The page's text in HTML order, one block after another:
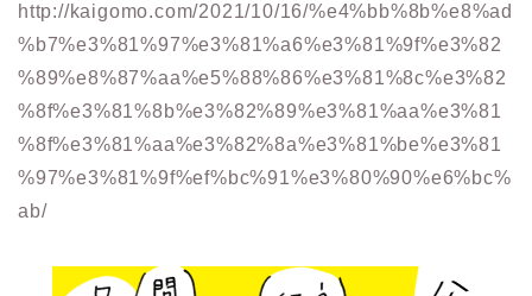
http://kaigomo.com/2021/10/16/%e4%bb%8b%e8%ad
%b7%e3%81%97%e3%81%a6%e3%81%9f%e3%82
%89%e8%87%aa%e5%88%86%e3%81%8c%e3%82
%8f%e3%81%8b%e3%82%89%e3%81%aa%e3%81
%8f%e3%81%aa%e3%82%8a%e3%81%be%e3%81
%97%e3%81%9f%ef%bc%91%e3%80%90%e6%bc%
ab/